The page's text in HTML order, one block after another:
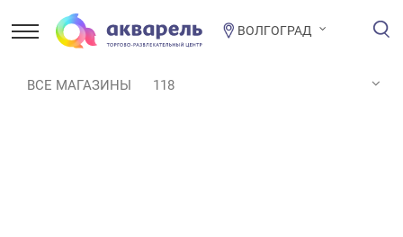
ВОЛГОГРАД
ВСЕ МАГАЗИНЫ 118